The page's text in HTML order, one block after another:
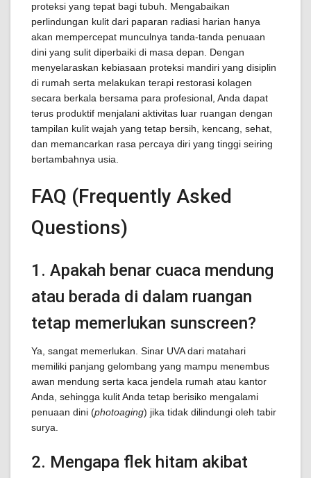
proteksi yang tepat bagi tubuh. Mengabaikan
perlindungan kulit dari paparan radiasi harian hanya
akan mempercepat munculnya tanda-tanda penuaan
dini yang sulit diperbaiki di masa depan. Dengan
menyelaraskan kebiasaan proteksi mandiri yang disiplin
di rumah serta melakukan terapi restorasi kolagen
secara berkala bersama para profesional, Anda dapat
terus produktif menjalani aktivitas luar ruangan dengan
tampilan kulit wajah yang tetap bersih, kencang, sehat,
dan memancarkan rasa percaya diri yang tinggi seiring
bertambahnya usia.
FAQ (Frequently Asked
Questions)
1. Apakah benar cuaca mendung
atau berada di dalam ruangan
tetap memerlukan sunscreen?
Ya, sangat memerlukan. Sinar UVA dari matahari
memiliki panjang gelombang yang mampu menembus
awan mendung serta kaca jendela rumah atau kantor
Anda, sehingga kulit Anda tetap berisiko mengalami
penuaan dini (photoaging) jika tidak dilindungi oleh tabir
surya.
2. Mengapa flek hitam akibat